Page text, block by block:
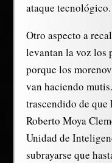
ataque tecnológico.
Otro aspecto a
levantan la voz los
porque los
van haciendo
trascendido de
Roberto Moya
Unidad de
subrayarse que